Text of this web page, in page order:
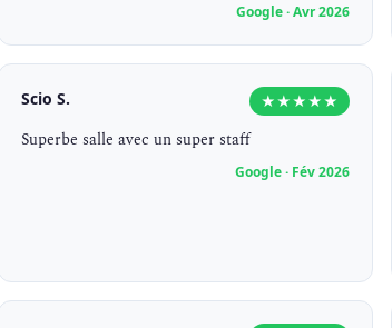
Google · Avr 2026
Scio S. ★★★★★
Superbe salle avec un super staff
Google · Fév 2026